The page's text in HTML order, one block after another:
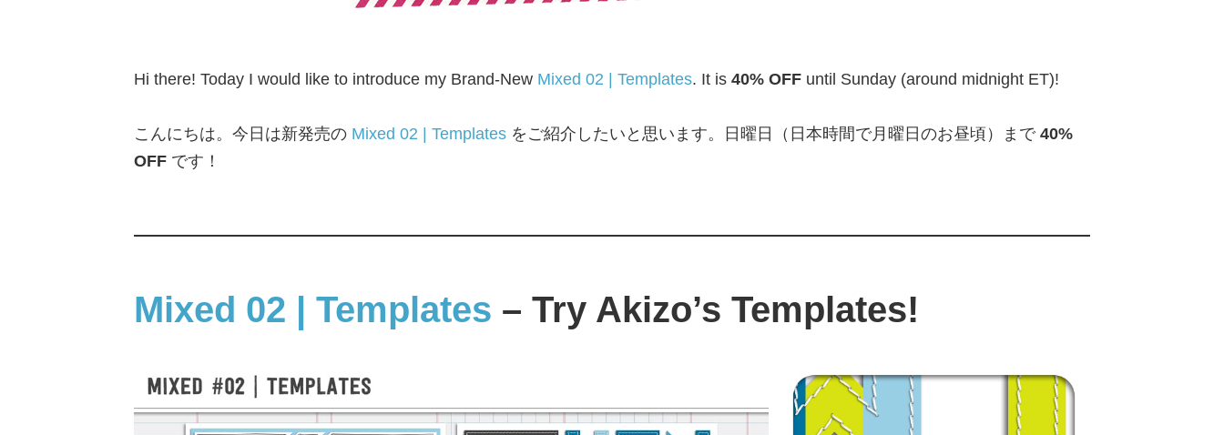
Hi there! Today I would like to introduce my Brand-New Mixed 02 | Templates. It is 40% OFF until Sunday (around midnight ET)!
こんにちは。今日は新発売の Mixed 02 | Templates をご紹介したいと思います。日曜日（日本時間で月曜日のお昼頃）まで 40%
OFF です！
Mixed 02 | Templates – Try Akizo’s Templates!